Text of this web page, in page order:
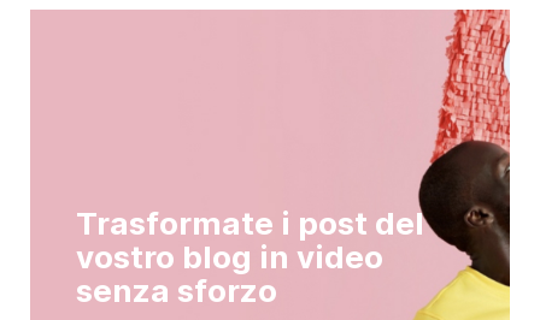
Trasformate i post del
vostro blog in video
senza sforzo